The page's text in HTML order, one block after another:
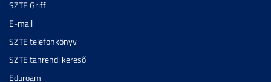
SZTE Griff
E-mail
SZTE telefonkönyv
SZTE tanrendi kereső
Eduroam